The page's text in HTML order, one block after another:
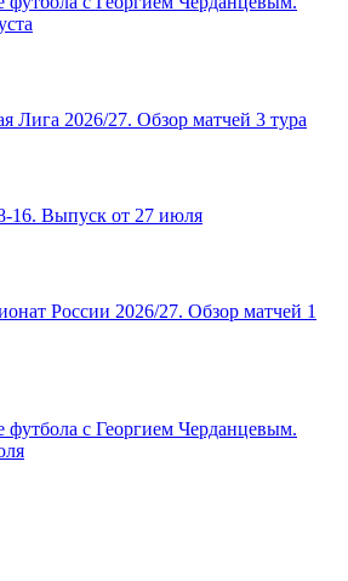
Лига 2026/27. Обзор матчей 3 тура
16. Выпуск от 27 июля
России 2026/27. Обзор матчей 1
футбола с Георгием Черданцевым.